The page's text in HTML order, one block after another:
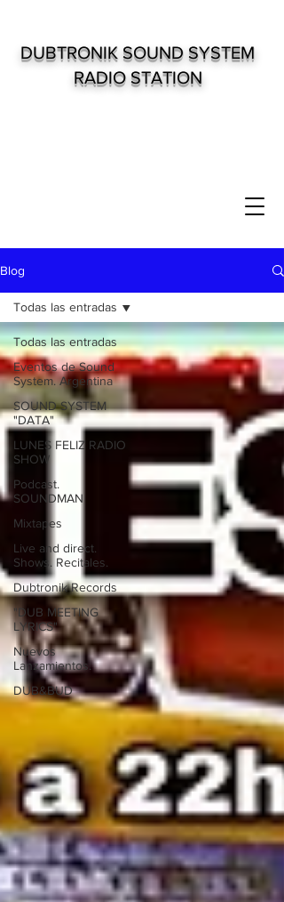
DUBTRONIK SOUND SYSTEM
RADIO STATION
Blog
Todas las entradas
Eventos de Sound
System. Argentina
SOUND SYSTEM
"DATA"
LUNES FELIZ RADIO
SHOW
Podcast.
SOUNDMAN
Mixtapes
Live and direct.
Shows. Recitales.
Dubtronik Records
"DUB MEETING
LYRICS"
Nuevos
Lanzamientos.
DUB&BUD
Todas las entradas